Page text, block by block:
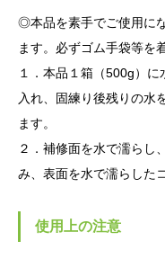
◎本品を素手でご使用に
ます。必ずゴム手袋等を
１．本品１箱（500g）
入れ、固練り後残りの水
ます。
２．補修面を水で濡らし
み、表面を水で濡らした
使用上の注意